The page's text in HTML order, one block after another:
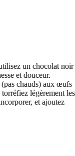
un chocolat noir
et douceur.
chauds) aux œufs
légèrement les
et ajoutez